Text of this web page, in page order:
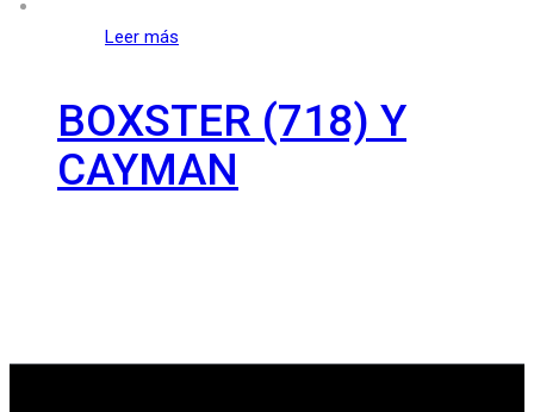
Leer más
BOXSTER (718) Y
CAYMAN